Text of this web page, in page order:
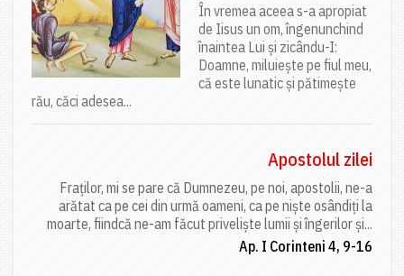
În vremea aceea s-a apropiat
de Iisus un om, îngenunchind
înaintea Lui și zicându-I:
Doamne, miluiește pe fiul meu,
că este lunatic și pătimește
rău, căci adesea...
Apostolul zilei
Fraților, mi se pare că Dumnezeu, pe noi, apostolii, ne-a
arătat ca pe cei din urmă oameni, ca pe niște osândiți la
moarte, fiindcă ne-am făcut priveliște lumii și îngerilor și...
Ap. I Corinteni 4, 9-16